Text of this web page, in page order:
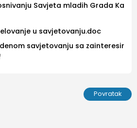
Savjeta mladih Grada Ka
u savjetovanju.doc
savjetovanju sa zainteresir
Povratak